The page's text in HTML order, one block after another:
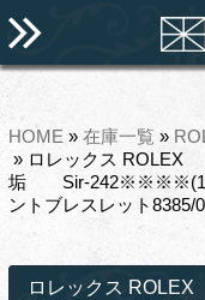
HOME » 在庫一覧 »
» ロレックス
垢 Sir-
ントブレスレット
ロレックス